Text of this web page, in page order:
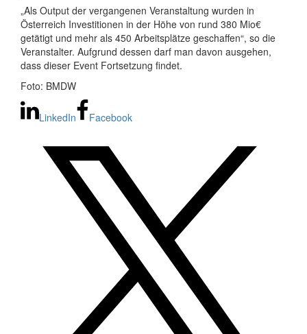
„Als Output der vergangenen Veranstaltung wurden in
Österreich Investitionen in der Höhe von rund 380 Mio€
getätigt und mehr als 450 Arbeitsplätze geschaffen“, so die
Veranstalter. Aufgrund dessen darf man davon ausgehen,
dass dieser Event Fortsetzung findet.
Foto: BMDW
LinkedIn Facebook